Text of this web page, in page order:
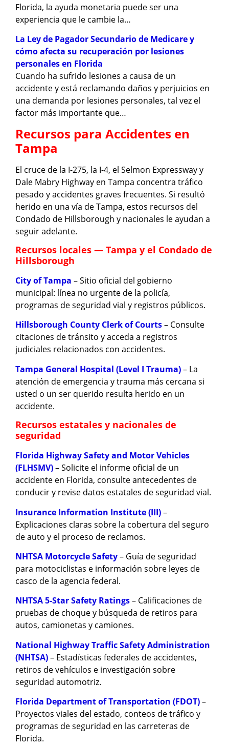
Florida, la ayuda monetaria puede ser una
experiencia que le cambie la…
La Ley de Pagador Secundario de Medicare y
cómo afecta su recuperación por lesiones
personales en Florida
Cuando ha sufrido lesiones a causa de un
accidente y está reclamando daños y perjuicios en
una demanda por lesiones personales, tal vez el
factor más importante que…
Recursos para Accidentes en
Tampa
El cruce de la I-275, la I-4, el Selmon Expressway y
Dale Mabry Highway en Tampa concentra tráfico
pesado y accidentes graves frecuentes. Si resultó
herido en una vía de Tampa, estos recursos del
Condado de Hillsborough y nacionales le ayudan a
seguir adelante.
Recursos locales — Tampa y el Condado de
Hillsborough
City of Tampa – Sitio oficial del gobierno
municipal: línea no urgente de la policía,
programas de seguridad vial y registros públicos.
Hillsborough County Clerk of Courts– Consulte
citaciones de tránsito y acceda a registros
judiciales relacionados con accidentes.
Tampa General Hospital (Level I Trauma)– La
atención de emergencia y trauma más cercana si
usted o un ser querido resulta herido en un
accidente.
Recursos estatales y nacionales de
seguridad
Florida Highway Safety and Motor Vehicles
(FLHSMV)– Solicite el informe oficial de un
accidente en Florida, consulte antecedentes de
conducir y revise datos estatales de seguridad vial.
Insurance Information Institute (III)–
Explicaciones claras sobre la cobertura del seguro
de auto y el proceso de reclamos.
NHTSA Motorcycle Safety– Guía de seguridad
para motociclistas e información sobre leyes de
casco de la agencia federal.
NHTSA 5-Star Safety Ratings– Calificaciones de
pruebas de choque y búsqueda de retiros para
autos, camionetas y camiones.
National Highway Traffic Safety Administration
(NHTSA)– Estadísticas federales de accidentes,
retiros de vehículos e investigación sobre
seguridad automotriz.
Florida Department of Transportation (FDOT)–
Proyectos viales del estado, conteos de tráfico y
programas de seguridad en las carreteras de
Florida.